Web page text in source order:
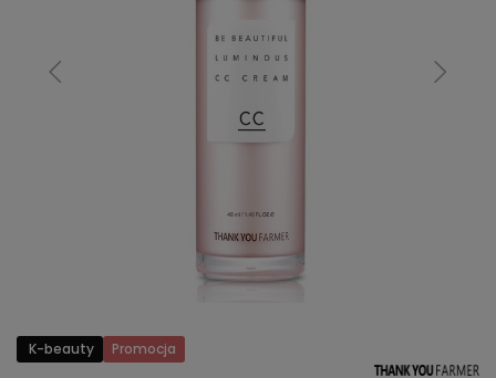
K-beauty Promocja